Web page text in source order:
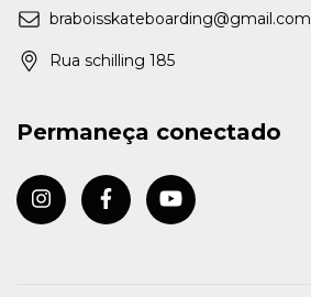
braboisskateboarding@gmail.com
Rua schilling 185
Permaneça conectado